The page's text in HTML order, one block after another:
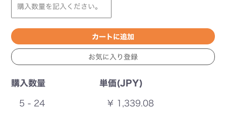
購入数量 単価(JPY)
5 - 24
¥ 1,339.08